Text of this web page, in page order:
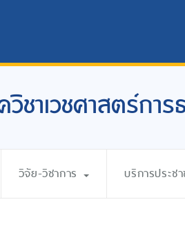
วิชาเวชศาสตร์กา
วิจัย-วิชาการ บริการประช